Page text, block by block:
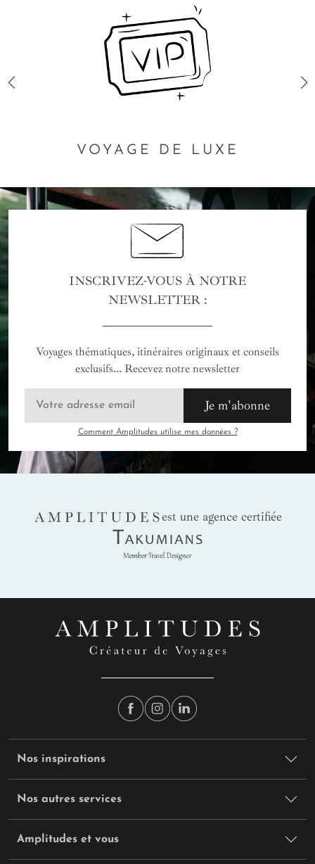
VOYAGE DE LUXE
INSCRIVEZ-VOUS À NOTRE
NEWSLETTER :
Voyages thématiques, itinéraires originaux et conseils
exclusifs... Recevez notre newsletter
Je m'abonne
Comment Amplitudes utilise mes données ?
AMPLITUDES
est une agence certifiée
Takumians
Nos inspirations
Nos autres services
Amplitudes et vous